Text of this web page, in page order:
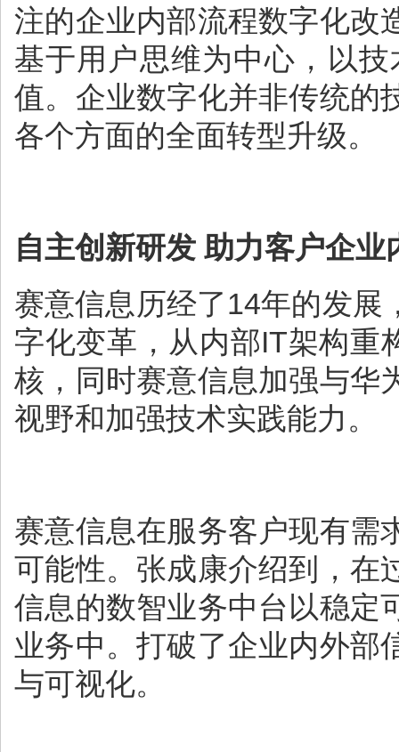
注的企业内部流程数字化改
基于用户思维为中心，以
值。企业数字化并非传统的
各个方面的全面转型升级。
自主创新研发 助力客户企业
赛意信息历经了14年的发展
字化变革，从内部IT架构重
核，同时赛意信息加强与华
视野和加强技术实践能力。
赛意信息在服务客户现有需
可能性。张成康介绍到，在
信息的数智业务中台以稳定
业务中。打破了企业内外部
与可视化。